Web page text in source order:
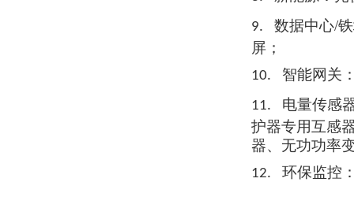
9.
数据中心/
屏；
10. 智能网关
11.
电量传感
护器专用互感
器、无功功率
12. 环保监控